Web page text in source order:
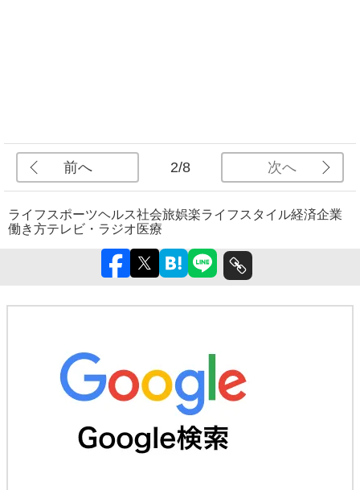
前へ 2/8 次へ
ライフスポーツヘルス社会旅娯楽ライフスタイル経済企業
働き方テレビ・ラジオ医療